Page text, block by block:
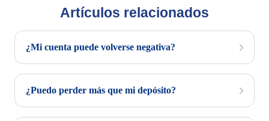
Artículos relacionados
¿Mi cuenta puede volverse negativa?
¿Puedo perder más que mi depósito?